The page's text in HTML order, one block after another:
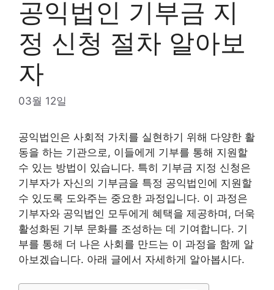
공익법인 기부금 지
정 신청 절차 알아보
자
03월 12일
공익법인은 사회적 가치를 실현하기 위해 다양한 활
동을 하는 기관으로, 이들에게 기부를 통해 지원할
수 있는 방법이 있습니다. 특히 기부금 지정 신청은
기부자가 자신의 기부금을 특정 공익법인에 지원할
수 있도록 도와주는 중요한 과정입니다. 이 과정은
기부자와 공익법인 모두에게 혜택을 제공하며, 더욱
활성화된 기부 문화를 조성하는 데 기여합니다. 기
부를 통해 더 나은 사회를 만드는 이 과정을 함께 알
아보겠습니다. 아래 글에서 자세하게 알아봅시다.